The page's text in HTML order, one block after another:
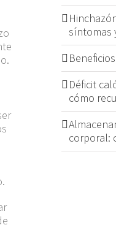
.
síntomas
Déficit
cómo
corporal: